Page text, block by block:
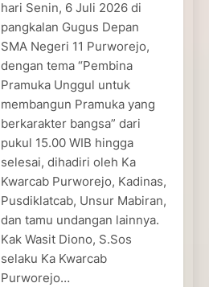
hari Senin, 6 Juli 2026 di
pangkalan Gugus Depan
SMA Negeri 11 Purworejo,
dengan tema “Pembina
Pramuka Unggul untuk
membangun Pramuka yang
berkarakter bangsa” dari
pukul 15.00 WIB hingga
selesai, dihadiri oleh Ka
Kwarcab Purworejo, Kadinas,
Pusdiklatcab, Unsur Mabiran,
dan tamu undangan lainnya.
Kak Wasit Diono, S.Sos
selaku Ka Kwarcab
Purworejo…